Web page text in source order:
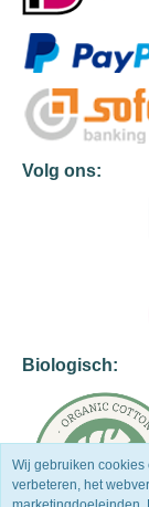
Volg ons:
Biologisch:
Wij gebruiken
verbeteren, het